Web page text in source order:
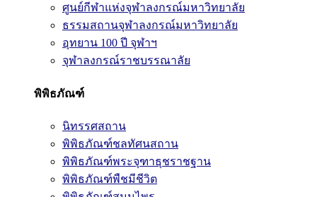
ศูนย์กีฬาแห่งจุฬาลงกรณ์มหาวิทยาลัย
ธรรมสถานจุฬาลงกรณ์มหาวิทยาลัย
อุทยาน 100 ปี จุฬาฯ
จุฬาลงกรณ์ราชบรรณาลัย
พิพิธภัณฑ์
นิทรรศสถาน
พิพิธภัณฑ์ชลทัศนสถาน
พิพิธภัณฑ์พระจุฑาธุชราชฐาน
พิพิธภัณฑ์พืชมีชีวิต